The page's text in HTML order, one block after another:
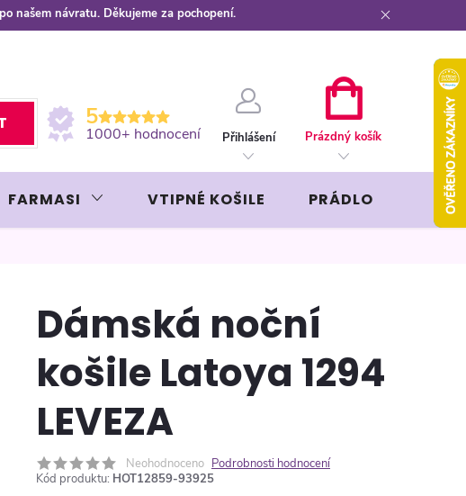
našem návratu. Děkujeme za pochopení.
5
1000+ hodnocení Přihlášení
KOŠÍK
Prázdný košík
FARMASI VTIPNÉ KOŠILE PRÁDLO
Dámská noční
košile Latoya 1294
LEVEZA
Neohodnoceno Podrobnosti hodnocení
Kód produktu: HOT12859-93925